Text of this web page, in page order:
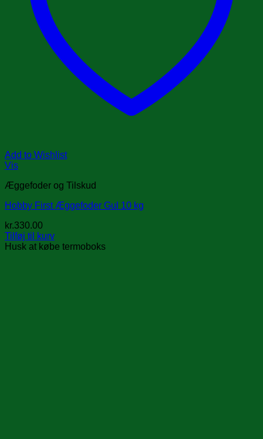
Add to Wishlist
Vis
Æggefoder og Tilskud
Hobby First Æggefoder Gul 10 kg
kr.330.00
Tilføj til kurv
Husk at købe termoboks